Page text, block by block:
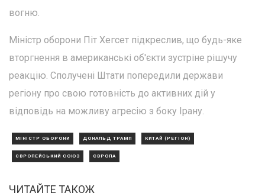
вогню.
Міністр оборони Піт Хегсет підкреслив, що будь-яке
вторгнення в американські об'єкти зустріне рішучу
реакцію. Сполучені Штати попередили держави
регіону про свою готовність до активних дій у
відповідь на можливу агресію з боку Ірану.
МІНІСТР ОБОРОНИ ДОНАЛЬД ТРАМП КИТАЙ (РЕГІОН)
ЄВРОПЕЙСЬКИЙ СОЮЗ ЄВРОПА
ЧИТАЙТЕ ТАКОЖ